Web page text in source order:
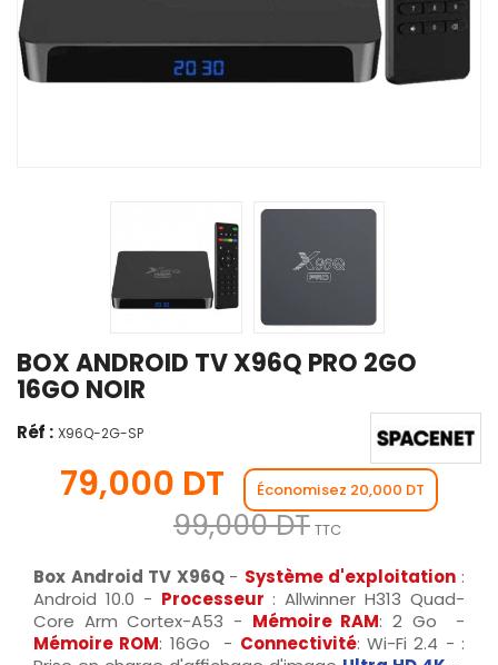
BOX ANDROID TV X96Q PRO 2GO
16GO NOIR
Réf : X96Q-2G-SP
79,000 DT Économisez 20,000 DT
99,000 DT TTC
Box Android TV X96Q - Système d'exploitation :
Android 10.0 - Processeur : Allwinner H313 Quad-
Core Arm Cortex-A53 - Mémoire RAM: 2 Go -
Mémoire ROM: 16Go - Connectivité: Wi-Fi 2.4 - :